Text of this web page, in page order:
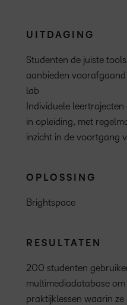
UITDAGING
Studenten de juiste
aanbieden
lab
Individuele
in opleiding, met
inzicht in de voortgang
OPLOSSING
Brightspace
RESULTATEN
200 studenten
multimediadatabase
praktijklessen waarin